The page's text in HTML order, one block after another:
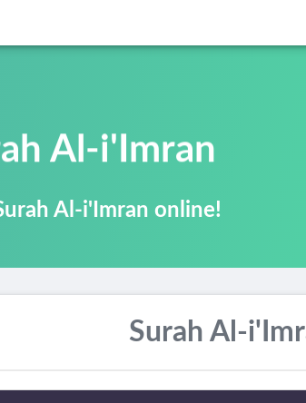
Al-i'Imran
Al-i'Imran online!
Surah Al-